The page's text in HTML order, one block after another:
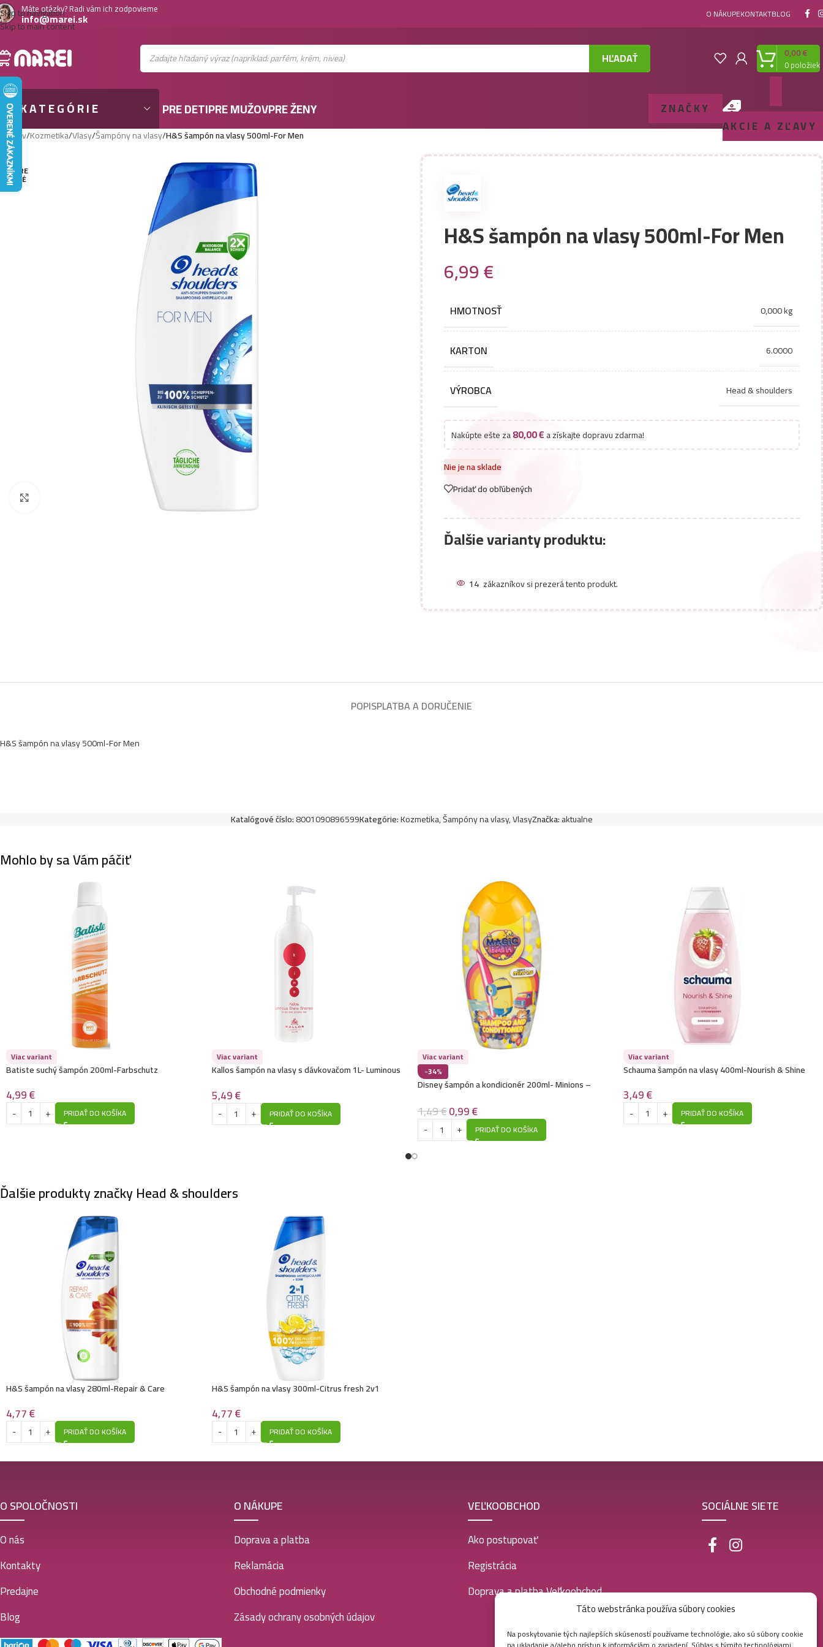
Táto webstránka používa súbory cookies
Na poskytovanie tých najlepších skúseností používame technológie, ako sú súbory cookie
Skip to navigation
Skip to main content
Máte otázky? Radi vám ich zodpovieme
info@marei.sk O NÁKUPEKONTAKTBLOG
HĽADAŤ 0položiek
0,00€
KATEGÓRIE PRE DETIPRE MUŽOVPRE ŽENY
ZNAČKY
AKCIE A ZĽAVY
Domov/Kozmetika/Vlasy/Šampóny na vlasy/H&S šampón na vlasy 500ml-For Men
VYPRE
DANÉ
H&S šampón na vlasy 500ml-For Men
6,99€
HMOTNOSŤ 0,000 kg
KARTON 6.0000
VÝROBCA Head & shoulders
Nakúpte ešte za80,00€a získajte dopravu zdarma!
Nie je na sklade
Pridať do obľúbených
Ďalšie varianty produktu:
14 zákazníkov si prezerá tento produkt.
POPISPLATBA A DORUČENIE
H&S šampón na vlasy 500ml-For Men
Katalógové číslo:8001090896599Kategórie:Kozmetika,Šampóny na vlasy,VlasyZnačka:aktualne
Mohlo by sa Vám páčiť
Viac variant
Batiste suchý šampón 200ml-Farbschutz
4,99€
PRIDAŤ DO KOŠÍKA
Viac variant
Kallos šampón na vlasy s dávkovačom 1L- Luminous
5,49€
PRIDAŤ DO KOŠÍKA
-34%
Viac variant
Disney šampón a kondicionér 200ml- Minions –
1,49€0,99€
PRIDAŤ DO KOŠÍKA
Viac variant
Schauma šampón na vlasy 400ml-Nourish & Shine
3,49€
PRIDAŤ DO KOŠÍKA
Ďalšie produkty značky Head & shoulders
H&S šampón na vlasy 280ml-Repair & Care
4,77€
PRIDAŤ DO KOŠÍKA
H&S šampón na vlasy 300ml-Citrus fresh 2v1
4,77€
PRIDAŤ DO KOŠÍKA
O SPOLOČNOSTI
O nás
Kontakty
Predajne
Blog
O NÁKUPE
Doprava a platba
Reklamácia
Obchodné podmienky
Zásady ochrany osobných údajov
VEĽKOOBCHOD
Ako postupovať
Registrácia
Doprava a platba Veľkoobchod
SOCIÁLNE SIETE